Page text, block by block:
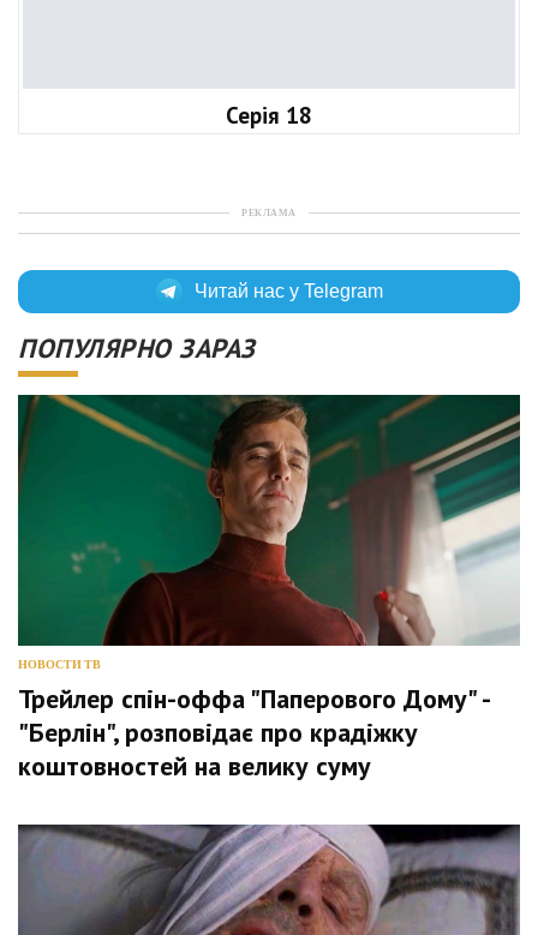
Серія 18
РЕКЛАМА
Читай нас у Telegram
ПОПУЛЯРНО ЗАРАЗ
НОВОСТИ ТВ
Трейлер спін-оффа "Паперового Дому" -
"Берлін", розповідає про крадіжку
коштовностей на велику суму